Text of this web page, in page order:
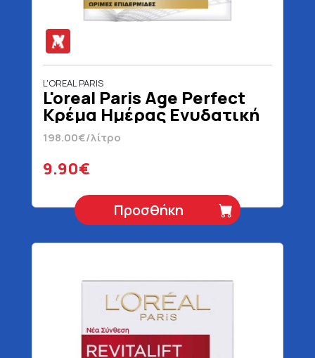
L'OREAL PARIS
L'oreal Paris Age Perfect
Κρέμα Ημέρας Ενυδατική
50 ml
198.00€/λίτρο
9.90€
Προσθήκη